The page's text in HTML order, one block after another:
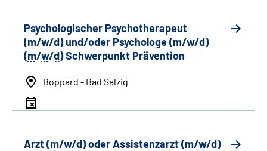
Psychologischer Psychotherapeut
(m/w/d) und/oder Psychologe (m/w/d)
(m/w/d) Schwerpunkt Prävention
Boppard - Bad Salzig
Arzt (m/w/d) oder Assistenzarzt (m/w/d)